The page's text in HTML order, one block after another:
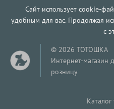
Сайт использует cookie-
удобным для вас. Продолжая
с
© 2026 ТОТОШКА
Интернет-магазин
розницу